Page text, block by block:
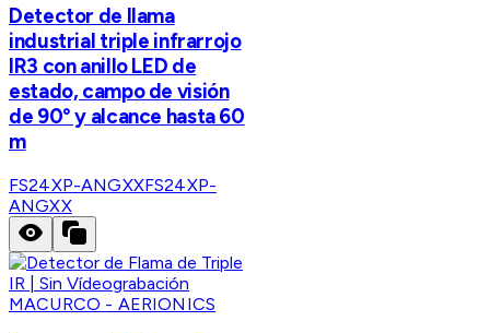
Detector de llama
industrial triple infrarrojo
IR3 con anillo LED de
estado, campo de visión
de 90° y alcance hasta 60
m
FS24XP-ANGXXFS24XP-
ANGXX
MACURCO - AERIONICS